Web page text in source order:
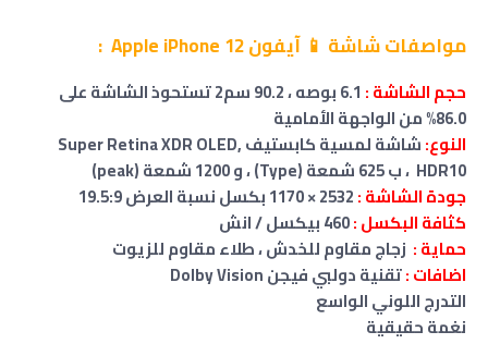
مواصفات شاشة 📱 آيفون Apple iPhone 12 :
حجمالشاشة:
6.1 بوصه ، 90.2 سم2 تستحوذ الشاشة على
86.0% من الواجهة الأمامية
النوع:
شاشة لمسية كابستيف Super Retina XDR OLED,
HDR10 ، ب 625 شمعة (Type) ،و 1200 شمعة (peak)
جودة الشاشة :
كثافة البكسل :
حماية : زجاج مقاوم للخدش ، طلاء مقاوم للزيوت
اضافات :تقنية دولبي فيجن Dolby Vision
التدرج اللوني الواسع
نغمة حقيقية